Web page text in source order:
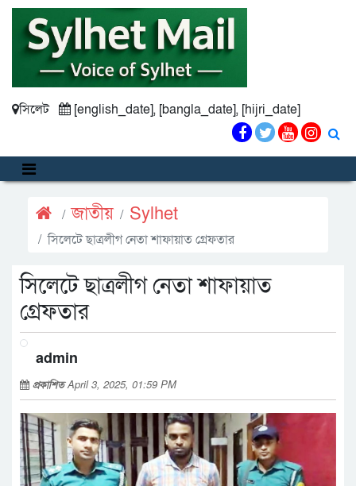
সিলেট [english_date], [bangla_date], [hijri_date]
জাতীয় Sylhet
সিলেটে ছাত্রলীগ নেতা শাফায়াত গ্রেফতার
সিলেটে ছাত্রলীগ নেতা শাফায়াত
গ্রেফতার
admin
প্রকাশিতApril 3, 2025, 01:59 PM